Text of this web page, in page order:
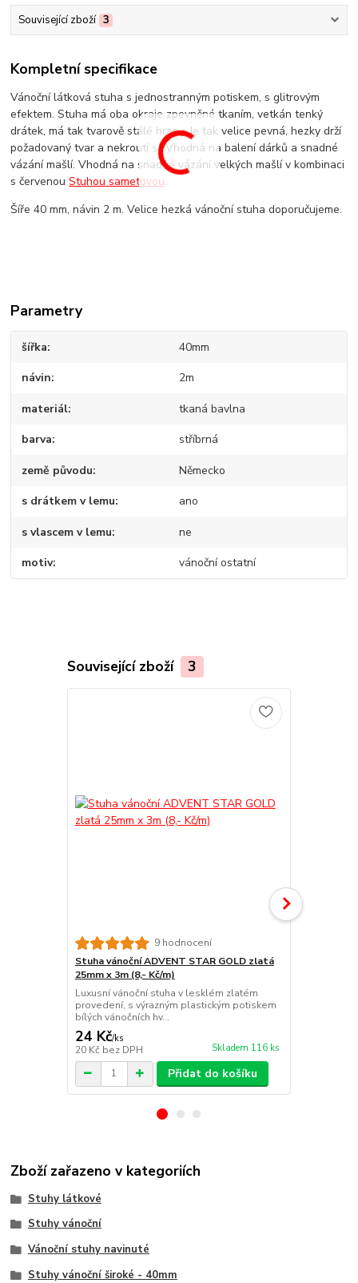
Související zboží 3
Kompletní specifikace
Vánoční látková stuha s jednostranným potiskem, s glitrovým
efektem. Stuha má oba okraje zpevněné tkaním, vetkán tenký
drátek, má tak tvarově stálé hrany. Je tak velice pevná, hezky drží
požadovaný tvar a nekroutí se.Vhodná na balení dárků a snadné
vázání mašlí. Vhodná na snadné vázání velkých mašlí v kombinaci
s červenouStuhou sametovou.
Šíře 40 mm, návin 2 m. Velice hezká vánoční stuha doporučujeme.
Parametry
šířka 40mm
návin 2m
materiál tkaná bavlna
barva stříbrná
země původu Německo
s drátkem v lemu ano
s vlascem v lemu ne
motiv vánoční ostatní
Související zboží 3
9 hodnocení
Stuha vánoční ADVENT STAR GOLD zlatá
25mm x 3m (8,- Kč/m)
Luxusní vánoční stuha v lesklém zlatém
provedení, s výrazným plastickým potiskem
bílých vánočních hv...
24 Kč/ks
20 Kč bez DPH Skladem 116 ks
Přidat do košíku
Zboží zařazeno v kategoriích
Stuhy látkové
Stuhy vánoční
Vánoční stuhy navinuté
Stuhy vánoční široké - 40mm